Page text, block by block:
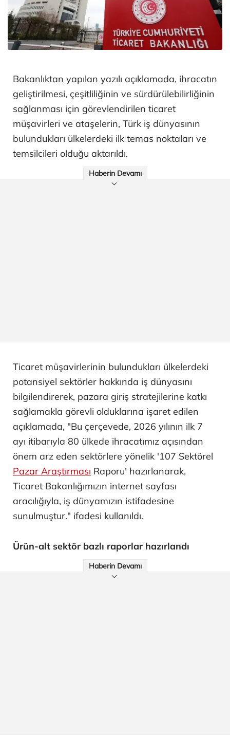
Bakanlıktan yapılan yazılı açıklamada, ihracatın
geliştirilmesi, çeşitliliğinin ve sürdürülebilirliğinin
sağlanması için görevlendirilen ticaret
müşavirleri ve ataşelerin, Türk iş dünyasının
bulundukları ülkelerdeki ilk temas noktaları ve
temsilcileri olduğu aktarıldı.
Haberin Devamı
Ticaret müşavirlerinin bulundukları ülkelerdeki
potansiyel sektörler hakkında iş dünyasını
bilgilendirerek, pazara giriş stratejilerine katkı
sağlamakla görevli olduklarına işaret edilen
açıklamada, "Bu çerçevede, 2026 yılının ilk 7
ayı itibarıyla 80 ülkede ihracatımız açısından
önem arz eden sektörlere yönelik '107 Sektörel
Pazar Araştırması Raporu' hazırlanarak,
Ticaret Bakanlığımızın internet sayfası
aracılığıyla, iş dünyamızın istifadesine
sunulmuştur." ifadesi kullanıldı.
Ürün-alt sektör bazlı raporlar hazırlandı
Haberin Devamı